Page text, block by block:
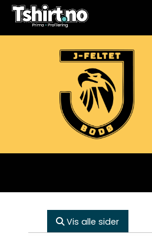
Vis alle sider